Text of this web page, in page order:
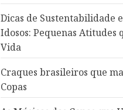
Dicas de Sustentabilidade
Idosos: Pequenas Atitudes
Vida
Craques brasileiros que
Copas